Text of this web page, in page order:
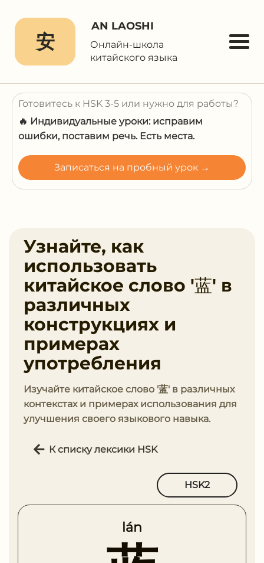
安
AN LAOSHI
Онлайн-школа
китайского языка
Готовитесь к HSK 3-5 или нужно для работы?
🔥 Индивидуальные уроки: исправим
ошибки, поставим речь. Есть места.
Записаться на пробный урок →
Узнайте, как
использовать
китайское слово '蓝' в
различных
конструкциях и
примерах
употребления
Изучайте китайское слово '蓝' в различных
контекстах и примерах использования для
улучшения своего языкового навыка.
К списку лексики HSK
HSK2
lán